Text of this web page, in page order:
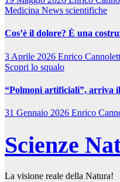
Medicina News scientifiche
Cos’è il dolore? È una
3 Aprile 2026 Enrico
Scopri lo squalo
“Polmoni artificiali”, arriva il
31 Gennaio 2026 Enrico
Scienze
La visione reale della Natura!